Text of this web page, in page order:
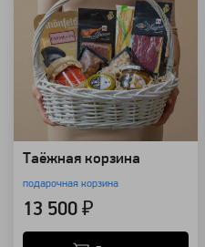
Таёжная корзина
подарочная корзина
13 500 ₽